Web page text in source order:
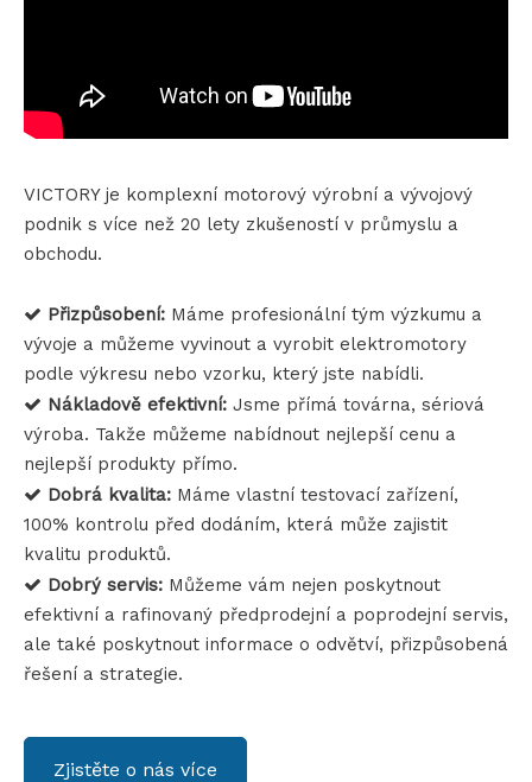
VICTORY je komplexní motorový výrobní a vývojový
podnik s více než 20 lety zkušeností v průmyslu a
obchodu.
 Přizpůsobení: Máme profesionální tým výzkumu a
vývoje a můžeme vyvinout a vyrobit elektromotory
podle výkresu nebo vzorku, který jste nabídli.
 Nákladově efektivní: Jsme přímá továrna, sériová
výroba. Takže můžeme nabídnout nejlepší cenu a
nejlepší produkty přímo.
 Dobrá kvalita: Máme vlastní testovací zařízení,
100% kontrolu před dodáním, která může zajistit
kvalitu produktů.
 Dobrý servis: Můžeme vám nejen poskytnout
efektivní a rafinovaný předprodejní a poprodejní servis,
ale také poskytnout informace o odvětví, přizpůsobená
řešení a strategie.
Zjistěte o nás více